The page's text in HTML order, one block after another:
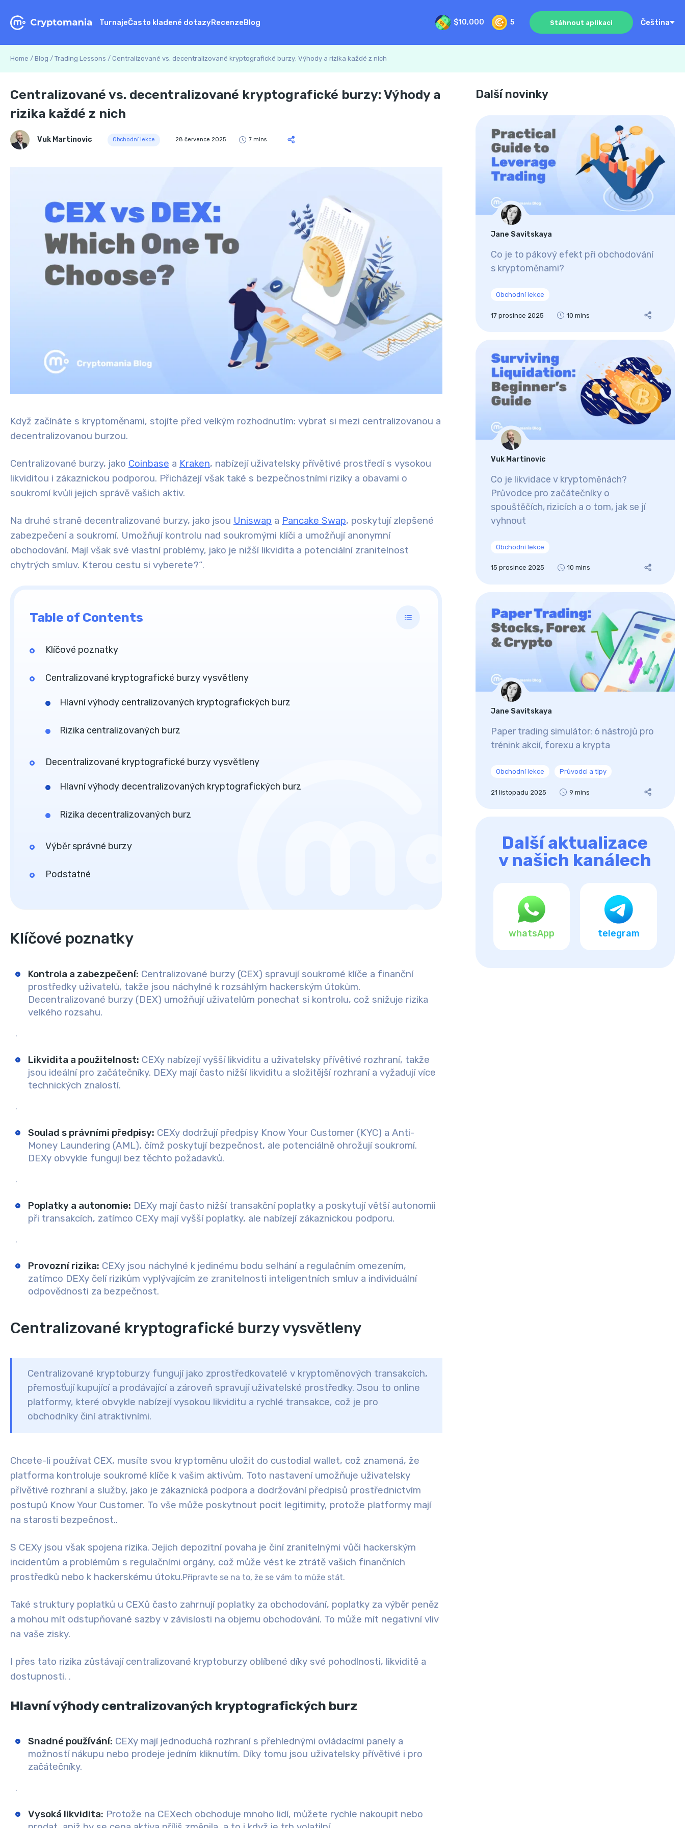
TurnajeČasto kladené dotazyRecenzeBlog $10,000 5 Stáhnout aplikaci Čeština
Home / Blog / Trading Lessons / Centralizované vs. decentralizované kryptografické burzy: Výhody a rizika každé z nich
Centralizované vs. decentralizované kryptografické burzy: Výhody a
rizika každé z nich
Vuk Martinovic Obchodní lekce 28 července 2025 7 mins
Když začínáte s kryptoměnami, stojíte před velkým rozhodnutím: vybrat si mezi centralizovanou a
decentralizovanou burzou.
Centralizované burzy, jako Coinbase a Kraken, nabízejí uživatelsky přívětivé prostředís vysokou
likviditou i zákaznickou podporou. Přicházejí však také s bezpečnostními riziky a obavami o
soukromíkvůli jejich správě vašich aktiv.
Na druhé straně decentralizované burzy, jako jsou Uniswap a Pancake Swap, poskytují zlepšené
zabezpečení a soukromí. Umožňují kontrolu nad soukromými klíči a umožňují anonymní
obchodování. Mají však své vlastní problémy, jako je nižší likvidita a potenciální zranitelnost
chytrých smluv. Kterou cestu si vyberete?“.
Table of Contents
Klíčové poznatky
Centralizované kryptografické burzy vysvětleny
Hlavní výhody centralizovaných kryptografických burz
Rizika centralizovaných burz
Decentralizované kryptografické burzy vysvětleny
Hlavní výhody decentralizovaných kryptografických burz
Rizika decentralizovaných burz
Výběr správné burzy
Podstatné
Klíčové poznatky
Kontrola a zabezpečení: Centralizované burzy (CEX) spravují soukromé klíče a finanční
prostředky uživatelů, takže jsou náchylné k rozsáhlým hackerským útokům.
Decentralizované burzy (DEX) umožňují uživatelům ponechat si kontrolu, což snižuje rizika
velkého rozsahu.
.
Likvidita a použitelnost: CEXy nabízejí vyšší likviditu a uživatelsky přívětivé rozhraní, takže
jsou ideální pro začátečníky. DEXy mají často nižší likviditu a složitější rozhraní a vyžadují více
technických znalostí.
.
Soulad s právními předpisy: CEXy dodržují předpisy Know Your Customer (KYC) a Anti-
Money Laundering (AML), čímž poskytují bezpečnost, ale potenciálně ohrožují soukromí.
DEXy obvykle fungují bez těchto požadavků.
.
Poplatky a autonomie: DEXy mají často nižší transakční poplatky a poskytují větší autonomii
při transakcích, zatímco CEXy mají vyšší poplatky, ale nabízejí zákaznickou podporu.
.
Provozní rizika: CEXy jsou náchylné k jedinému bodu selhání a regulačním omezením,
zatímco DEXy čelí rizikům vyplývajícím ze zranitelnosti inteligentních smluv a individuální
odpovědnosti za bezpečnost.
Centralizované kryptografické burzy vysvětleny
Centralizované kryptoburzy fungují jako zprostředkovatelé v kryptoměnových transakcích,
přemosťují kupující a prodávající a zároveň spravují uživatelské prostředky. Jsou to online
platformy, které obvykle nabízejívysokou likviditu a rychlé transakce, což je pro
obchodníky činí atraktivními.
Chcete-li používat CEX, musíte svou kryptoměnu uložit do custodial wallet, což znamená, že
platforma kontroluje soukromé klíče k vašim aktivům. Toto nastavení umožňuje uživatelsky
přívětivé rozhraní a služby, jako je zákaznická podpora a dodržování předpisů prostřednictvím
postupů Know Your Customer. To vše může poskytnout pocit legitimity, protože platformy mají
na starosti bezpečnost..
S CEXy jsou však spojena rizika. Jejich depozitní povaha je činí zranitelnými vůči hackerským
incidentům a problémům s regulačními orgány, což může vést ke ztrátě vašich finančních
prostředků nebo k hackerskému útoku.Připravte se na to, že se vám to může stát.
Také struktury poplatků u CEXů často zahrnují poplatky za obchodování, poplatky za výběr peněz
a mohou mít odstupňované sazby v závislosti na objemu obchodování. To může mít negativní vliv
na vaše zisky.
I přes tato rizika zůstávají centralizované kryptoburzy oblíbené díky své pohodlnosti, likviditě a
dostupnosti. .
Hlavní výhody centralizovaných kryptografických burz
Snadné používání: CEXy mají jednoduchá rozhraní s přehlednými ovládacími panely a
možností nákupu nebo prodeje jedním kliknutím. Díky tomu jsou uživatelsky přívětivé i pro
začátečníky.
.
Vysoká likvidita: Protože na CEXech obchoduje mnoho lidí, můžete rychle nakoupit nebo
Další novinky
Jane Savitskaya
Co je to pákový efekt při obchodování
s kryptoměnami?
Obchodní lekce
17 prosince 2025 10 mins
Vuk Martinovic
Co je likvidace v kryptoměnách?
Průvodce pro začátečníky o
spouštěčích, rizicích a o tom, jak se jí
vyhnout
Obchodní lekce
15 prosince 2025 10 mins
Jane Savitskaya
Paper trading simulátor: 6 nástrojů pro
trénink akcií, forexu a krypta
Obchodní lekce Průvodci a tipy
21 listopadu 2025 9 mins
Další aktualizace
v našich kanálech
whatsApp telegram